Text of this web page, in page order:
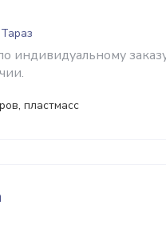
индивидуальному
пластмасс